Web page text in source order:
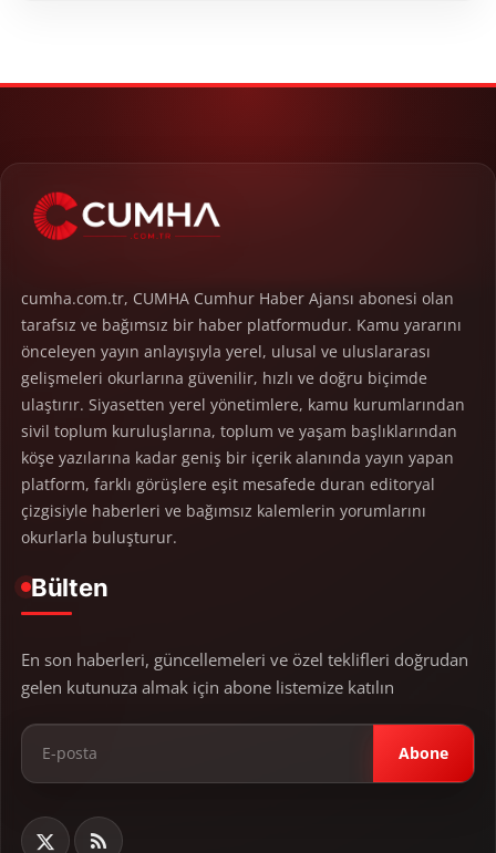
cumha.com.tr, CUMHA Cumhur Haber Ajansı abonesi olan
tarafsız ve bağımsız bir haber platformudur. Kamu yararını
önceleyen yayın anlayışıyla yerel, ulusal ve uluslararası
gelişmeleri okurlarına güvenilir, hızlı ve doğru biçimde
ulaştırır. Siyasetten yerel yönetimlere, kamu kurumlarından
sivil toplum kuruluşlarına, toplum ve yaşam başlıklarından
köşe yazılarına kadar geniş bir içerik alanında yayın yapan
platform, farklı görüşlere eşit mesafede duran editoryal
çizgisiyle haberleri ve bağımsız kalemlerin yorumlarını
okurlarla buluşturur.
Bülten
En son haberleri, güncellemeleri ve özel teklifleri doğrudan
gelen kutunuza almak için abone listemize katılın
Abone